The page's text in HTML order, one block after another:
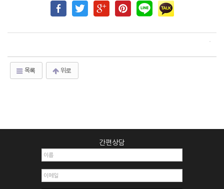
목록 위로
간편상담